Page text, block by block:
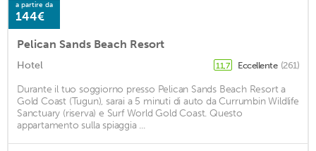
a partire da
144€
Pelican Sands Beach Resort
Hotel 11,7 Eccellente (261)
Durante il tuo soggiorno presso Pelican Sands Beach Resort a
Gold Coast (Tugun), sarai a 5 minuti di auto da Currumbin Wildlife
Sanctuary (riserva) e Surf World Gold Coast. Questo
appartamento sulla spiaggia ...